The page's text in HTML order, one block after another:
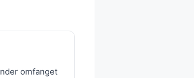
omfanget